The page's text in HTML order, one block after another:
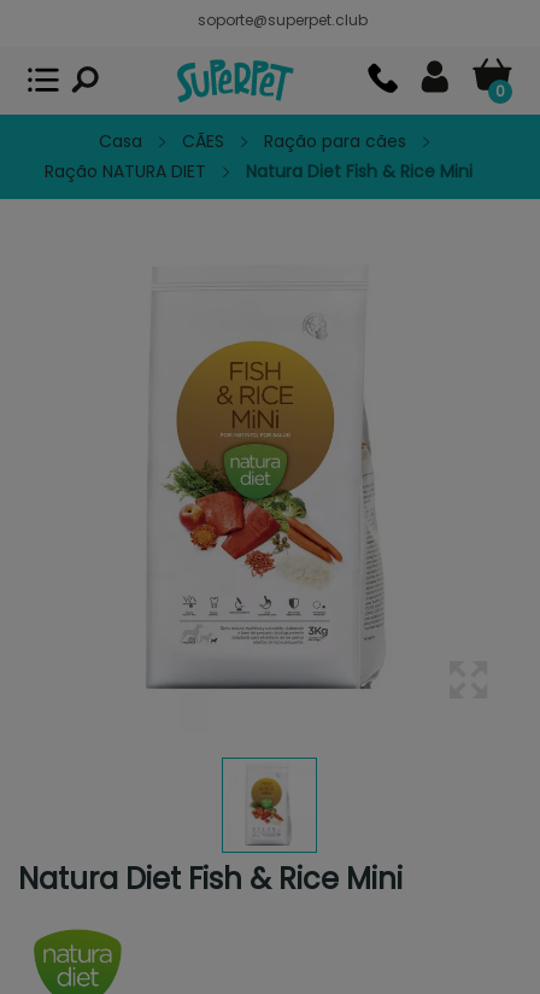
soporte@superpet.club
0
Casa CÃES
Ração para cães
Ração NATURA DIET
Natura Diet Fish & Rice Mini
Natura Diet Fish & Rice Mini
Superpet, comida para mascotas
APP GRATIS - En Google Play